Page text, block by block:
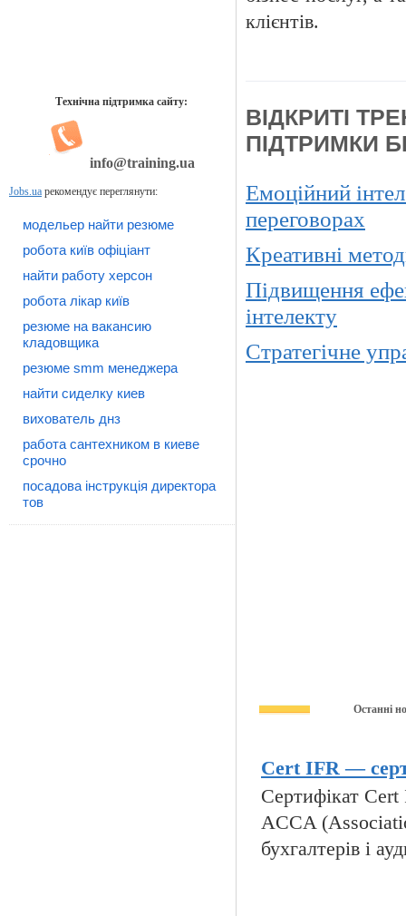
Технічна підтримка сайту:
info@training.ua
Jobs.ua рекомендує переглянути:
модельер найти резюме
робота київ офіціант
найти работу херсон
робота лікар київ
резюме на вакансию
кладовщика
резюме smm менеджера
найти сиделку киев
вихователь днз
работа сантехником в киеве
срочно
посадова інструкція директора
тов
клієнтів.
ВІДКРИТІ
ПІДТРИМКИ
Емоційний
переговорах
Креативні
Підвищення
інтелекту
Стратегічне
Останні
Cert IFR —
Сертифікат
ACCA
бухгалтерів і